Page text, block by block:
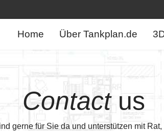
Home Über Tankplan.de
Contactus
gerne für Sie da und unterstützen mit